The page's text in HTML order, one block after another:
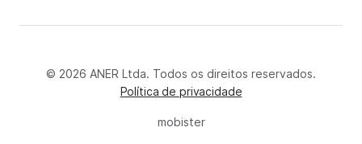
© 2026 ANER Ltda. Todos os direitos reservados.
Política de privacidade
mobister